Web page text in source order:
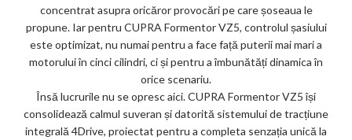
concentrat asupra oricăror provocări pe care șoseaua le
propune. Iar pentru CUPRA Formentor VZ5, controlul șasiului
este optimizat, nu numai pentru a face față puterii mai mari a
motorului în cinci cilindri, ci și pentru a îmbunătăți dinamica în
orice scenariu.
Însă lucrurile nu se opresc aici. CUPRA Formentor VZ5 își
consolidează calmul suveran și datorită sistemului de tracțiune
integrală 4Drive, proiectat pentru a completa senzația unică la